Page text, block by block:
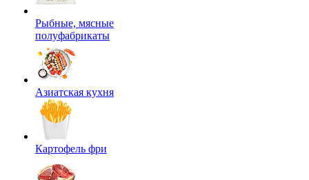
Рыбные, мясные
полуфабрикаты
Азиатская кухня
Картофель фри